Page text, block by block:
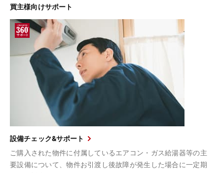
買主様向けサポート
設備チェック&サポート
ご購入された物件に付属しているエアコン・ガス給湯器等の主
要設備について、物件お引渡し後故障が発生した場合に一定期